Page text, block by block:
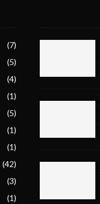
(7)
(5)
(4)
(1)
(5)
(1)
(1)
(42)
(3)
(1)